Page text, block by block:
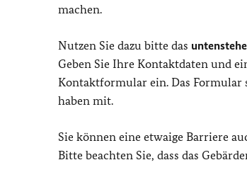
machen.
Nutzen Sie dazu bitte das
Geben Sie Ihre Kontaktdaten und
Kontaktformular ein. Das Formular
haben mit.
Sie können eine etwaige Barriere
Bitte beachten Sie, dass das